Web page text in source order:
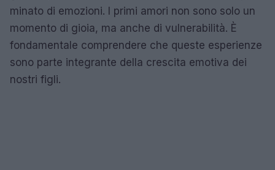
minato di emozioni. I primi amori non sono solo un
momento di gioia, ma anche di vulnerabilità. È
fondamentale comprendere che queste esperienze
sono parte integrante della crescita emotiva dei
nostri figli.